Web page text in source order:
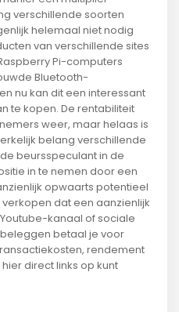
verschillende soorten
helemaal niet nodig
van verschillende sites
Pi-computers
Bluetooth-
nu kan dit een interessant
te kopen. De rentabiliteit
weer, maar helaas is
belang verschillende
beursspeculant in de
in te nemen door een
opwaarts potentieel
dat een aanzienlijk
kanaal of sociale
betaal je voor
rendement
direct links op kunt